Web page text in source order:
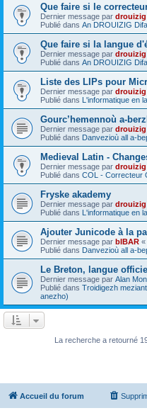
Que faire si le
Dernier message par drouizig
Publié dans An DROUIZIG
Que faire si la langue
Dernier message par drouizig
Publié dans An DROUIZIG
Liste des LIPs pour
Dernier message par drouizig
Publié dans L'informatique en
Gourc’hemennoù a-
Dernier message par drouizig
Publié dans Danvezioù all a-
Medieval Latin -
Dernier message par drouizig
Publié dans COL - Correcteur
Fryske akademy
Dernier message par drouizig
Publié dans L'informatique en
Ajouter Junicode à la
Dernier message par bIBAR «
Publié dans Danvezioù all a-
Le Breton, langue
Dernier message par Alan
Publié dans Troidigezh
anezho)
La recherche a retourné
Accueil du forum